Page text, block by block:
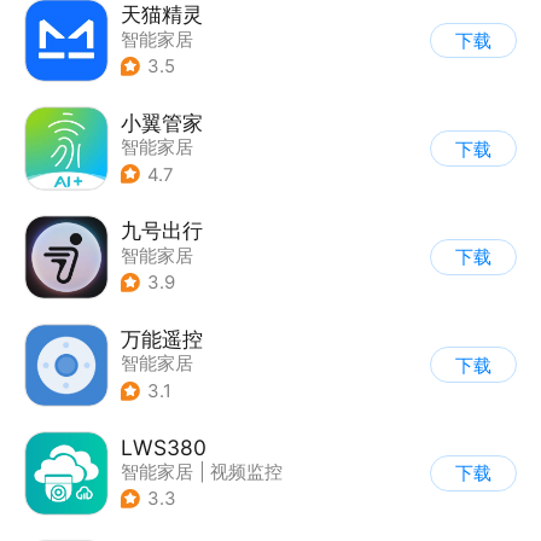
天猫精灵
智能家居
3.5
下载
小翼管家
智能家居
4.7
下载
九号出行
智能家居
3.9
下载
万能遥控
智能家居
3.1
下载
LWS380
智能家居
视频监控
3.3
下载